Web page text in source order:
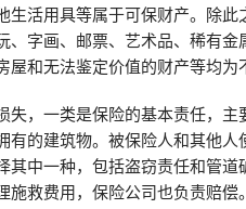
生活用具等属于可保财产。除
、字画、邮票、艺术品、稀有
和无法鉴定价值的财产等均为
失，一类是保险的基本责任，
有的建筑物。被保险人和其他
其中一种，包括盗窃责任和管
救费用，保险公司也负责赔偿。